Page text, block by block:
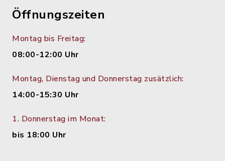
Öffnungszeiten
Montag bis Freitag:
08:00-12:00 Uhr
Montag, Dienstag und Donnerstag zusätzlich:
14:00-15:30 Uhr
1. Donnerstag im Monat:
bis 18:00 Uhr